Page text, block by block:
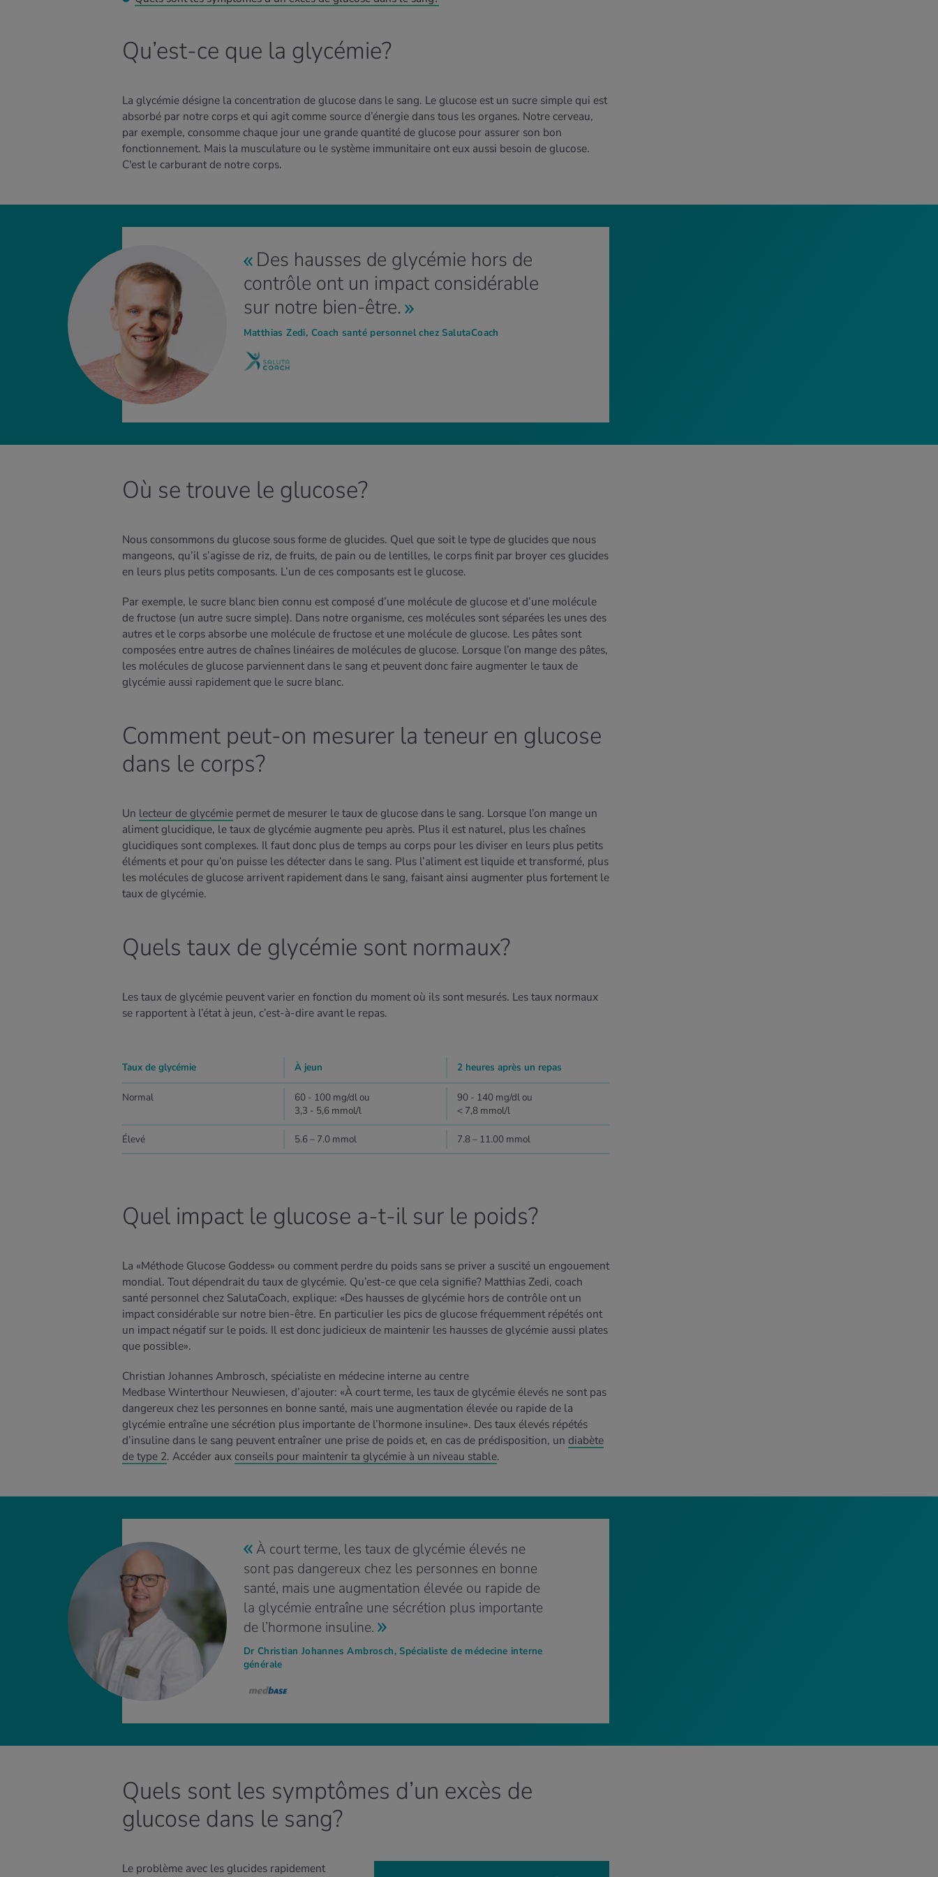
Qu’est-ce que la glycémie?
La glycémie désigne la concentration de glucose dans le sang. Le glucose est un sucre simple qui est
absorbé par notre corps et qui agit comme source d’énergie dans tous les organes. Notre cerveau,
par exemple, consomme chaque jour une grande quantité de glucose pour assurer son bon
fonctionnement. Mais la musculature ou le système immunitaire ont eux aussi besoin de glucose.
C'est le carburant de notre corps.
Des hausses de glycémie hors de
contrôle ont un impact considérable
sur notre bien-être.
Matthias Zedi, Coach santé personnel chez SalutaCoach
Où se trouve le glucose?
Nous consommons du glucose sous forme de glucides. Quel que soit le type de glucides que nous
mangeons, qu’il s’agisse de riz, de fruits, de pain ou de lentilles, le corps finit par broyer ces glucides
en leurs plus petits composants. L’un de ces composants est le glucose.
Par exemple, le sucre blanc bien connu est composé d’une molécule de glucose et d’une molécule
de fructose (un autre sucre simple). Dans notre organisme, ces molécules sont séparées les unes des
autres et le corps absorbe une molécule de fructose et une molécule de glucose. Les pâtes sont
composées entre autres de chaînes linéaires de molécules de glucose. Lorsque l’on mange des pâtes,
les molécules de glucose parviennent dans le sang et peuvent donc faire augmenter le taux de
glycémie aussi rapidement que le sucre blanc.
Comment peut-on mesurer la teneur en glucose
dans le corps?
Un lecteur de glycémiepermet de mesurer le taux de glucose dans le sang. Lorsque l’on mange un
aliment glucidique, le taux de glycémie augmente peu après. Plus il est naturel, plus les chaînes
glucidiques sont complexes. Il faut donc plus de temps au corps pour les diviser en leurs plus petits
éléments et pour qu’on puisse les détecter dans le sang. Plus l’aliment est liquide et transformé, plus
les molécules de glucose arrivent rapidement dans le sang, faisant ainsi augmenter plus fortement le
taux de glycémie.
Quels taux de glycémie sont normaux?
Les taux de glycémie peuvent varier en fonction du moment où ils sont mesurés. Les taux normaux
se rapportent à l’état à jeun, c’est-à-dire avant le repas.
Taux de glycémie À jeun 2 heures après un repas
Normal
60 - 100 mg/dl ou
3,3 - 5,6 mmol/l
90 - 140 mg/dl ou
< 7,8 mmol/l
Élevé 5.6 – 7.0 mmol 7.8 – 11.00 mmol
Quel impact le glucose a-t-il sur le poids?
La «Méthode Glucose Goddess» ou comment perdre du poids sans se priver a suscité un engouement
mondial. Tout dépendrait du taux de glycémie. Qu’est-ce que cela signifie? Matthias Zedi, coach
santé personnel chez SalutaCoach, explique: «Des hausses de glycémie hors de contrôle ont un
impact considérable sur notre bien-être. En particulier les pics de glucose fréquemment répétés ont
un impact négatif sur le poids. Il est donc judicieux de maintenir les hausses de glycémie aussi plates
que possible».
Christian Johannes Ambrosch, spécialiste en médecine interne au centre
Medbase Winterthour Neuwiesen, d’ajouter: «À court terme, les taux de glycémie élevés ne sont pas
dangereux chez les personnes en bonne santé, mais une augmentation élevée ou rapide de la
glycémie entraîne une sécrétion plus importante de l’hormone insuline». Des taux élevés répétés
d’insuline dans le sang peuvent entraîner une prise de poids et, en cas de prédisposition, un diabète
de type 2. Accéder aux conseils pour maintenir ta glycémie à un niveau stable.
À court terme, les taux de glycémie élevés ne
sont pas dangereux chez les personnes en bonne
santé, mais une augmentation élevée ou rapide de
la glycémie entraîne une sécrétion plus importante
de l’hormone insuline.
Dr Christian Johannes Ambrosch, Spécialiste de médecine interne
générale
Quels sont les symptômes d’un excès de
glucose dans le sang?
Le problème avec les glucides rapidement